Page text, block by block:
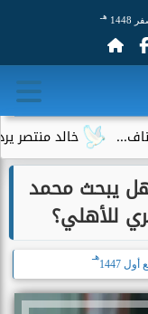
هـ
خالد منتصر يرد على
هل يبحث محمد
للأهلي؟
هـ